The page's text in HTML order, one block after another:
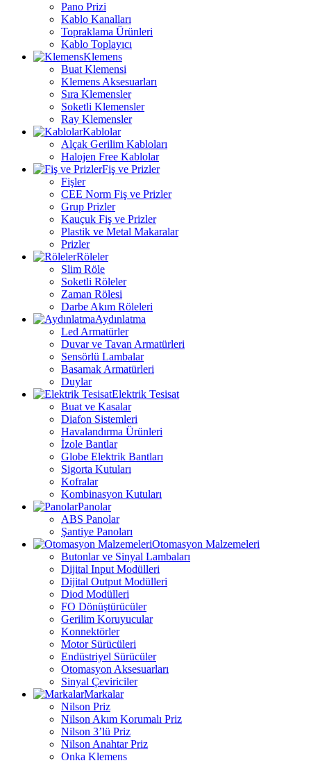
Pano Prizi
Kablo Kanalları
Topraklama Ürünleri
Kablo Toplayıcı
Klemens
Buat Klemensi
Klemens Aksesuarları
Sıra Klemensler
Soketli Klemensler
Ray Klemensler
Kablolar
Alçak Gerilim Kabloları
Halojen Free Kablolar
Fiş ve Prizler
Fişler
CEE Norm Fiş ve Prizler
Grup Prizler
Kauçuk Fiş ve Prizler
Plastik ve Metal Makaralar
Prizler
Röleler
Slim Röle
Soketli Röleler
Zaman Rölesi
Darbe Akım Röleleri
Aydınlatma
Led Armatürler
Duvar ve Tavan Armatürleri
Sensörlü Lambalar
Basamak Armatürleri
Duylar
Elektrik Tesisat
Buat ve Kasalar
Diafon Sistemleri
Havalandırma Ürünleri
İzole Bantlar
Globe Elektrik Bantları
Sigorta Kutuları
Kofralar
Kombinasyon Kutuları
Panolar
ABS Panolar
Şantiye Panoları
Otomasyon Malzemeleri
Butonlar ve Sinyal Lambaları
Dijital Input Modülleri
Dijital Output Modülleri
Diod Modülleri
FO Dönüştürücüler
Gerilim Koruyucular
Konnektörler
Motor Sürücüleri
Endüstriyel Sürücüler
Otomasyon Aksesuarları
Sinyal Çeviriciler
Markalar
Nilson Priz
Nilson Akım Korumalı Priz
Nilson 3’lü Priz
Nilson Anahtar Priz
Onka Klemens